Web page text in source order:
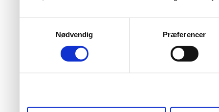
Nødvendig
Præferencer